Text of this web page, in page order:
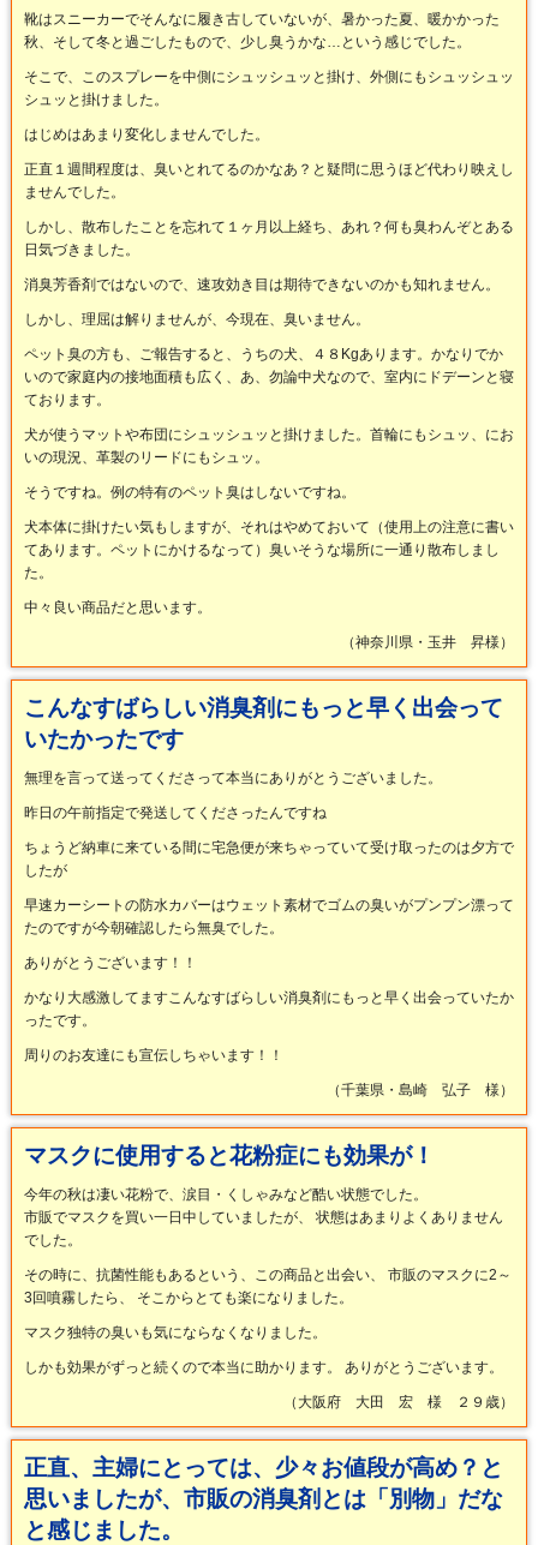
靴はスニーカーでそんなに履き古していないが、暑かった夏、暖かかった
秋、そして冬と過ごしたもので、少し臭うかな…という感じでした。
そこで、このスプレーを中側にシュッシュッと掛け、外側にもシュッシュッ
シュッと掛けました。
はじめはあまり変化しませんでした。
正直１週間程度は、臭いとれてるのかなあ？と疑問に思うほど代わり映えし
ませんでした。
しかし、散布したことを忘れて１ヶ月以上経ち、あれ？何も臭わんぞとある
日気づきました。
消臭芳香剤ではないので、速攻効き目は期待できないのかも知れません。
しかし、理屈は解りませんが、今現在、臭いません。
ペット臭の方も、ご報告すると、うちの犬、４８Kgあります。かなりでか
いので家庭内の接地面積も広く、あ、勿論中犬なので、室内にドデーンと寝
ております。
犬が使うマットや布団にシュッシュッと掛けました。首輪にもシュッ、にお
いの現況、革製のリードにもシュッ。
そうですね。例の特有のペット臭はしないですね。
犬本体に掛けたい気もしますが、それはやめておいて（使用上の注意に書い
てあります。ペットにかけるなって）臭いそうな場所に一通り散布しまし
た。
中々良い商品だと思います。
（神奈川県・玉井 昇様）
こんなすばらしい消臭剤にもっと早く出会って
いたかったです
無理を言って送ってくださって本当にありがとうございました。
昨日の午前指定で発送してくださったんですね
ちょうど納車に来ている間に宅急便が来ちゃっていて受け取ったのは夕方で
したが
早速カーシートの防水カバーはウェット素材でゴムの臭いがプンプン漂って
たのですが今朝確認したら無臭でした。
ありがとうございます！！
かなり大感激してますこんなすばらしい消臭剤にもっと早く出会っていたか
ったです。
周りのお友達にも宣伝しちゃいます！！
（千葉県・島崎 弘子 様）
マスクに使用すると花粉症にも効果が！
今年の秋は凄い花粉で、涙目・くしゃみなど酷い状態でした。
市販でマスクを買い一日中していましたが、 状態はあまりよくありません
でした。
その時に、抗菌性能もあるという、この商品と出会い、 市販のマスクに2～
3回噴霧したら、 そこからとても楽になりました。
マスク独特の臭いも気にならなくなりました。
しかも効果がずっと続くので本当に助かります。 ありがとうございます。
（大阪府 大田 宏 様 ２９歳）
正直、主婦にとっては、少々お値段が高め？と
思いましたが、市販の消臭剤とは「別物」だな
と感じました。